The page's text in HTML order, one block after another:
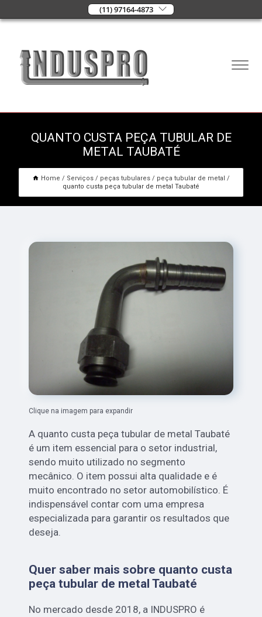
(11) 97164-4873
QUANTO CUSTA PEÇA TUBULAR DE
METAL TAUBATÉ
Home Serviços peças tubulares
peça tubular de metal
quanto custa peça tubular de metal Taubaté
Clique na imagem para expandir
A quanto custa peça tubular de metal Taubaté
é um item essencial para o setor industrial,
sendo muito utilizado no segmento
mecânico. O item possui alta qualidade e é
muito encontrado no setor automobilístico. É
indispensável contar com uma empresa
especializada para garantir os resultados que
deseja.
Quer saber mais sobre quanto custa
peça tubular de metal Taubaté
No mercado desde 2018, a INDUSPRO é